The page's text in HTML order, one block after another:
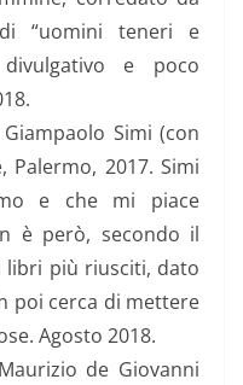
“uomini teneri e
e poco
Simi (con
Palermo, 2017. Simi
e che mi piace
è però, secondo il
libri più riusciti, dato
poi cerca di mettere
Agosto 2018.
de Giovanni